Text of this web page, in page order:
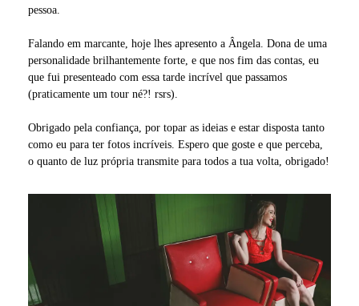
pessoa.
Falando em marcante, hoje lhes apresento a Ângela. Dona de uma
personalidade brilhantemente forte, e que nos fim das contas, eu
que fui presenteado com essa tarde incrível que passamos
(praticamente um tour né?! rsrs).
Obrigado pela confiança, por topar as ideias e estar disposta tanto
como eu para ter fotos incríveis. Espero que goste e que perceba,
o quanto de luz própria transmite para todos a tua volta, obrigado!